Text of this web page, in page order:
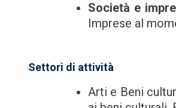
Società e
Imprese al
Settori di attività
Arti e Beni